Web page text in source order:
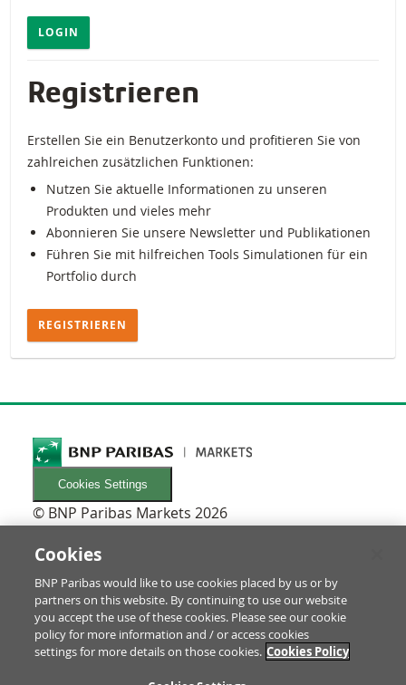
LOGIN
Registrieren
Erstellen Sie ein Benutzerkonto und profitieren Sie von
zahlreichen zusätzlichen Funktionen:
Nutzen Sie aktuelle Informationen zu unseren
Produkten und vieles mehr
Abonnieren Sie unsere Newsletter und Publikationen
Führen Sie mit hilfreichen Tools Simulationen für ein
Portfolio durch
REGISTRIEREN
Cookies Settings
© BNP Paribas Markets 2026
Newsletters
Glossar
RECHTLICHES
Nutzungsbedingungen/Rechtliche Hinweise
Prospekt & Anleger-Informationen
Cookies
BNP Paribas would like to use cookies placed by us or by
partners on this website. By continuing to use our website
you accept the use of these cookies. Please see our cookie
policy for more information and / or access cookies
settings for more details on those cookies. Cookies Policy